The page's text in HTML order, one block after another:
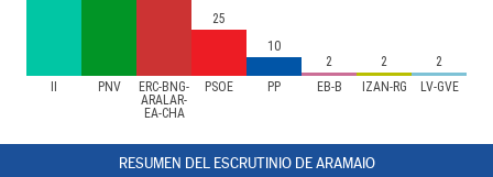
PNV
ERC-BNG-
ARALAR-
EA-CHA
PSOE PP EB-B IZAN-RG LV-GVE
25
10
2
2 2
RESUMEN DEL ESCRUTINIO DE ARAMAIO